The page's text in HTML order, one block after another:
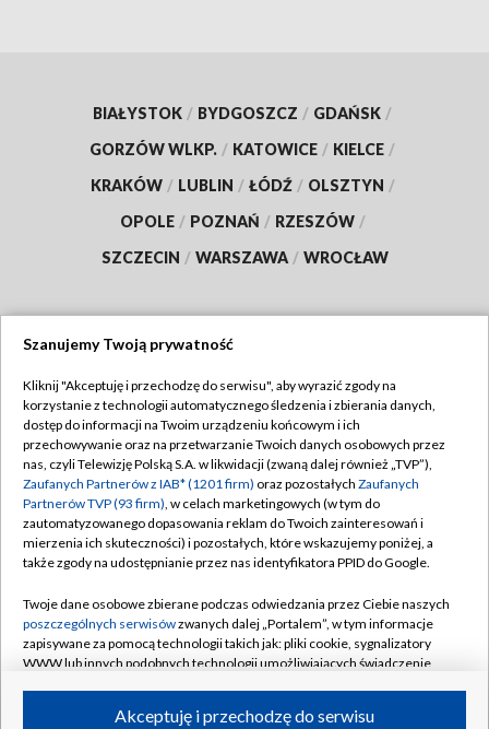
BIAŁYSTOK / BYDGOSZCZ / GDAŃSK /
GORZÓW WLKP. / KATOWICE / KIELCE /
KRAKÓW / LUBLIN / ŁÓDŹ / OLSZTYN /
OPOLE / POZNAŃ / RZESZÓW /
SZCZECIN / WARSZAWA / WROCŁAW
TVP
Abonament TVP
Emisja w TVP
Centrum informacji TVP
Naziemna Telewizja Cyfrowa
Rada Programowa
System NOS
Informacje o nadawcy
Regulamin TVP
Polityka prywatności
Moje zgody
Pomoc
Kontakt
Kanały
Szanujemy Twoją prywatność
Kliknij "Akceptuję i przechodzę do serwisu", aby wyrazić zgody na
korzystanie z technologii automatycznego śledzenia i zbierania danych,
dostęp do informacji na Twoim urządzeniu końcowym i ich
przechowywanie oraz na przetwarzanie Twoich danych osobowych przez
nas, czyli Telewizję Polską S.A. w likwidacji (zwaną dalej również „TVP”),
Zaufanych Partnerów z IAB* (1201 firm) oraz pozostałych Zaufanych
Partnerów TVP (93 firm), w celach marketingowych (w tym do
zautomatyzowanego dopasowania reklam do Twoich zainteresowań i
mierzenia ich skuteczności) i pozostałych, które wskazujemy poniżej, a
także zgody na udostępnianie przez nas identyfikatora PPID do Google.
Twoje dane osobowe zbierane podczas odwiedzania przez Ciebie naszych
poszczególnych serwisówzwanych dalej „Portalem”, w tym informacje
zapisywane za pomocą technologii takich jak: pliki cookie, sygnalizatory
WWW lub innych podobnych technologii umożliwiających świadczenie
ruchu w Internecie.Akceptuję i przechodzę do serwisu